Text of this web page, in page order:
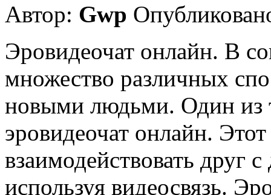
Автор: Gwp
Эровидеочат онлайн. В
множество различных
новыми людьми. Один из
эровидеочат онлайн.
взаимодействовать друг
используя видеосвязь.